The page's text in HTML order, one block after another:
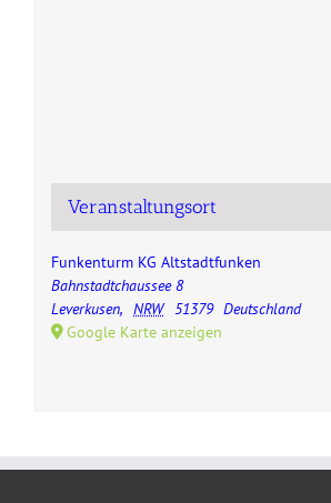
Veranstaltungsort
Funkenturm KG Altstadtfunken
Bahnstadtchaussee 8
Leverkusen, NRW 51379 Deutschland
Google Karte anzeigen